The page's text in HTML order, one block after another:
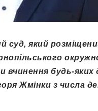
суд, який
вчинення будь-яких
Жмінки з числа